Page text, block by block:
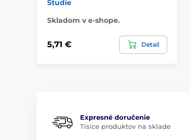
Studie
Skladom v e-shope.
5,71 € Detail
Expresné doručenie
Tisíce produktov na sklade